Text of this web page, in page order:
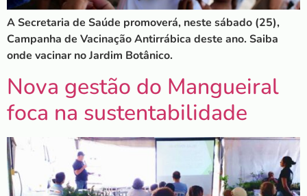
A Secretaria de Saúde promoverá, neste sábado (25),
Campanha de Vacinação Antirrábica deste ano. Saiba
onde vacinar no Jardim Botânico.
Nova gestão do Mangueiral
foca na sustentabilidade